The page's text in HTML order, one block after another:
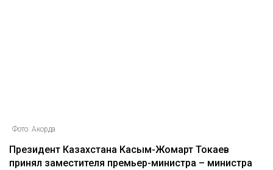
Фото: Акорда
Президент Казахстана Касым-Жомарт Токаев
принял заместителя премьер-министра – министра